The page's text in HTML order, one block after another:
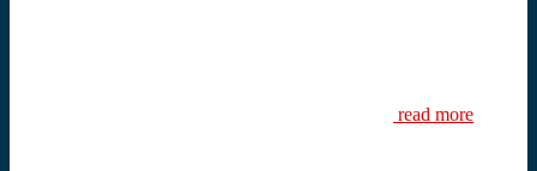
read more